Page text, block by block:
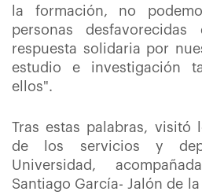
la formación, no
personas
respuesta solidaria por
estudio e investigación
ellos".
Tras estas palabras, visitó
de los servicios y
Universidad,
Santiago García- Jalón de